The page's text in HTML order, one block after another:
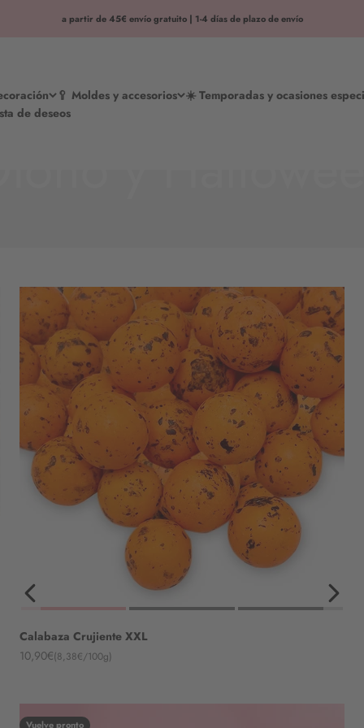
a partir de 45€ envío gratuito | 1-4 días de plazo de envío
🥄 Moldes y accesorios ☀️ Temporadas y ocasiones
de deseos
Calabaza Crujiente XXL
Angebot
10,90€(8,38€/100g)
Vuelve pronto